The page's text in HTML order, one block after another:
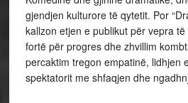
gjendjen kulturore të qytetit. Por
kallzon etjen e publikut për vepra
fortë për progres dhe zhvillim
percaktim tregon empatinë, lidhjen
spektatorit me shfaqjen dhe